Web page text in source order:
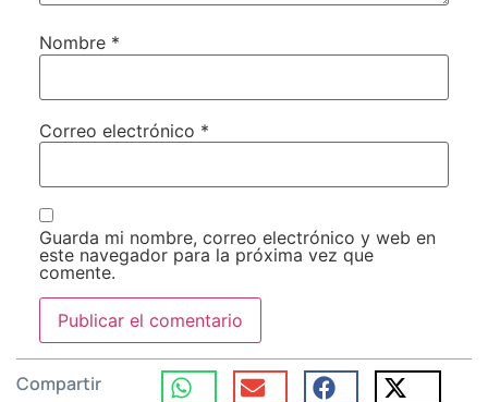
Nombre *
Correo electrónico *
Guarda mi nombre, correo electrónico y web en
este navegador para la próxima vez que
comente.
Compartir